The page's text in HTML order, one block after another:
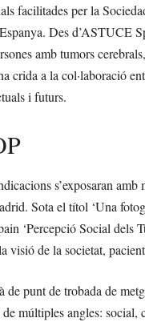
facilitades per la
Des d’ASTUCE
amb tumors
crida a la col·laboració
i futurs.
s’exposaran
Sota el títol ‘Una
‘Percepció Social dels
visió de la societat,
de punt de trobada de
de múltiples angles: